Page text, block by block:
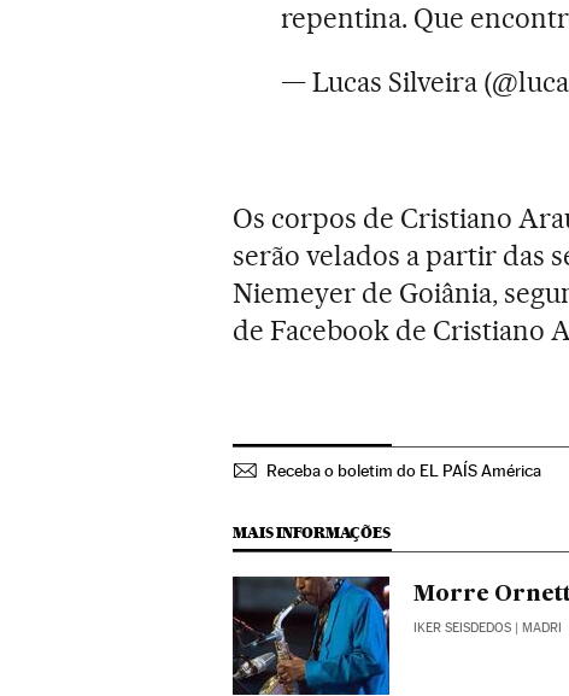
repentina. Que
— Lucas Silveira
Os corpos de Cristiano
serão velados a partir das
Niemeyer de Goiânia,
de Facebook de Cristiano
Receba o boletim do EL PAÍS América
MAIS INFORMAÇÕES
Morre
IKER SEISDEDOS | MADRI